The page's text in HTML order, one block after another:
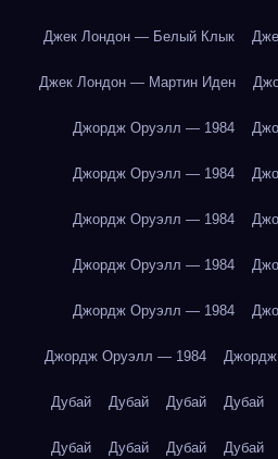
Джек Лондон — Белый Клык
Джек Лондон — Мартин Иден
Джордж Оруэлл — 1984
Джордж Оруэлл — 1984
Джордж Оруэлл — 1984
Джордж Оруэлл — 1984
Джордж Оруэлл — 1984
Джордж Оруэлл — 1984
Дубай Дубай Дубай Дубай
Дубай Дубай Дубай Дубай